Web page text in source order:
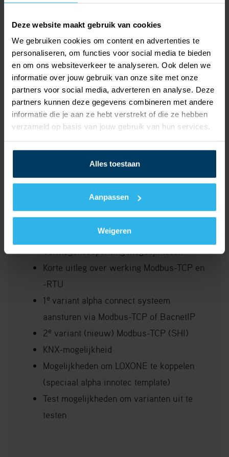
Deze website maakt gebruik van cookies
We gebruiken cookies om content en advertenties te
personaliseren, om functies voor social media te bieden
en om ons websiteverkeer te analyseren. Ook delen we
informatie over jouw gebruik van onze site met onze
partners voor social media, adverteren en analyse. Deze
partners kunnen deze gegevens combineren met andere
informatie die je aan ze hebt verstrekt of die ze hebben
verzameld op basis van jouw gebruik van hun services.
Alles toestaan
Aanpassen
Weigeren
Welke type machines (regelaars) kunnen
aangestuurd worden?
EVU-contact
SmartGrid Ready 1.0
SmartGrid Ready 1.1
Vermogensbeperking mogelijkheden
Korte uitleg over werking Modbus-TCP en
-RTU
1 e variant alpha connect systeem
aansturen via Modbus-TCP of BacnetIP
2e variant (nieuw) Modbus-TCP (SHI)
KNX-mogelijkheid
Mogelijkheden om LOXONE te koppelen
(speciaal alpha innotec template)
Test mogelijkheden om varianten uit te
testen